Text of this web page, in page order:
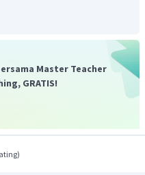
Master Teacher
GRATIS!
)